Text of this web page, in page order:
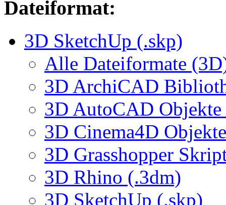
Dateiformat:
3D SketchUp (.skp)
Alle Dateiformate
3D ArchiCAD
3D AutoCAD
3D Cinema4D
3D Grasshopper
3D Rhino (.3dm)
3D SketchUp (.skp)